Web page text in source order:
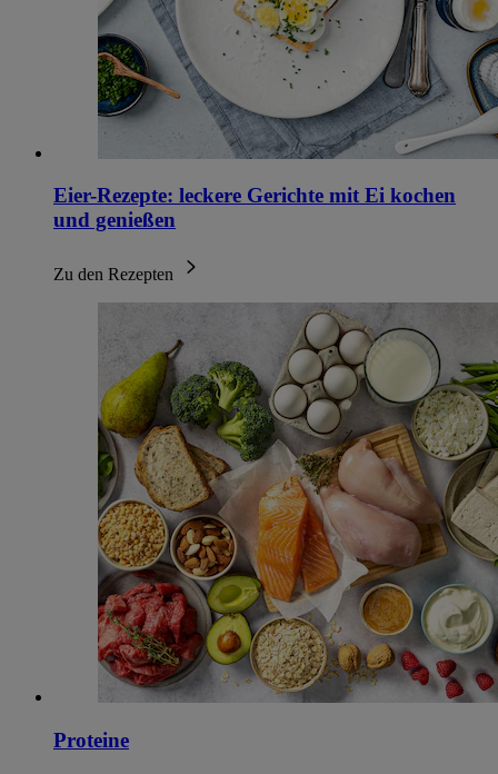
Eier-Rezepte: leckere Gerichte mit Ei kochen
und genießen
Zu den Rezepten
Proteine